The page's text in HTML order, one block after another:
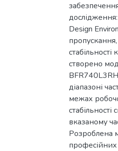
Design
створено
діапазоні
межах
вказаному
Розроблена